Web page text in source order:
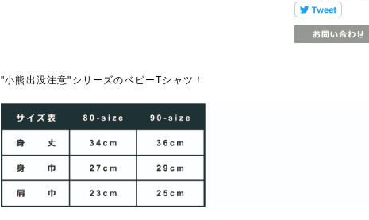
"小熊出没注意"シリーズのベビーTシャツ！